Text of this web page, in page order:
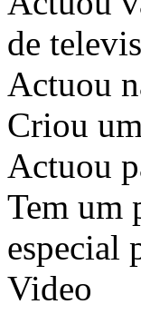
de
Actuou
Criou
Actuou
Tem um
especial
Video